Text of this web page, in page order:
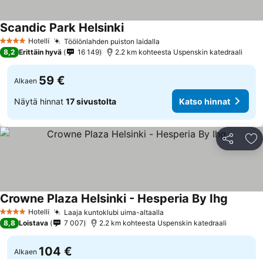
4 Tähtiluokitus
Hotelli Töölönlahden puiston laidalla
Scandic Park Helsinki
8,2 Erittäin hyvä 16 149 2.2 km kohteesta Uspenskin katedraali
Alkaen 59 €
Näytä hinnat 17 sivustolta Katso hinnat
Jaa
4 Tähtiluokitus
Hotelli Laaja kuntoklubi uima-altaalla
Crowne Plaza Helsinki - Hesperia By Ihg
8,8 Loistava 7 007 2.2 km kohteesta Uspenskin katedraali
Alkaen 104 €